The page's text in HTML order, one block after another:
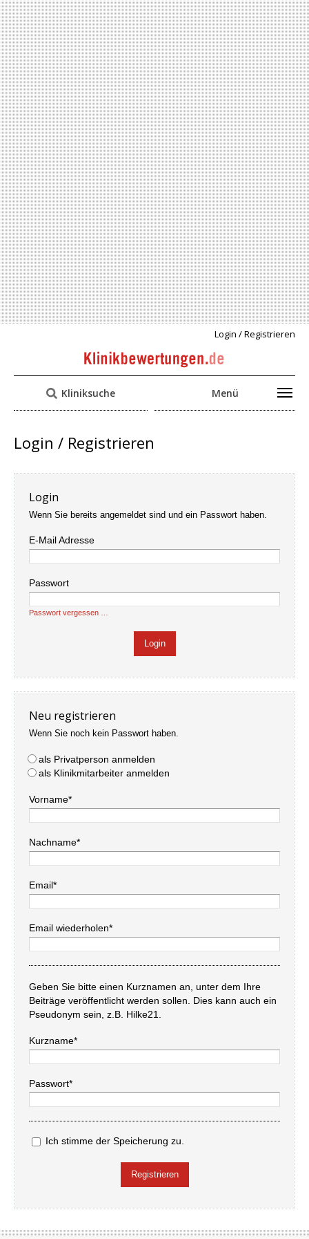
Login / Registrieren
Kliniksuche Menü
Login / Registrieren
Login
Wenn Sie bereits angemeldet sind und ein Passwort haben.
E-Mail Adresse
Passwort
Passwort vergessen …
Neu registrieren
Wenn Sie noch kein Passwort haben.
als Privatperson anmelden
als Klinikmitarbeiter anmelden
Vorname*
Nachname*
Email*
Email wiederholen*
Geben Sie bitte einen Kurznamen an, unter dem Ihre
Beiträge veröffentlicht werden sollen. Dies kann auch ein
Pseudonym sein, z.B. Hilke21.
Kurzname*
Passwort*
Ich stimme der Speicherung zu.